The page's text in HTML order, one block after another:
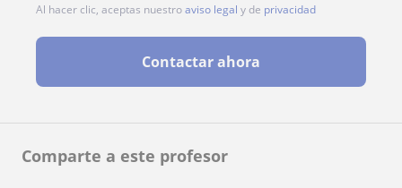
Comparte a este profesor
Al hacer clic, aceptas nuestroaviso legal y de privacidad
Contactar ahora